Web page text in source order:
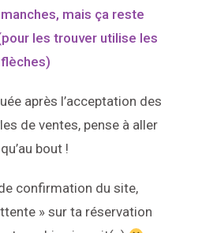
mais ça reste
les trouver utilise les
flèches)
après l’acceptation des
de ventes, pense à aller
bout !
confirmation du site,
» sur ta réservation